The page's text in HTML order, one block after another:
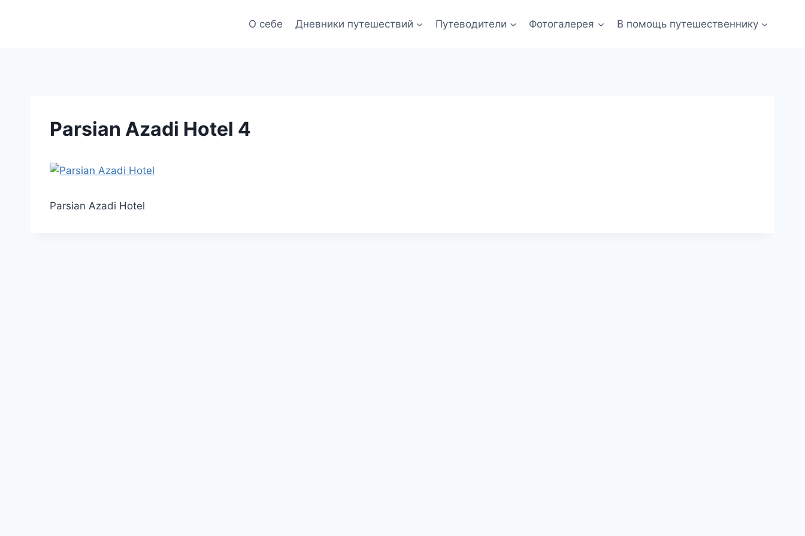
О себе Дневники путешествий Путеводители Фотогалерея В помощь путешественнику
Parsian Azadi Hotel 4
Parsian Azadi Hotel